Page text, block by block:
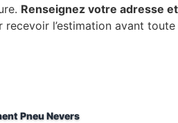
Renseignez votre adresse
recevoir l’estimation avant
Pneu Nevers